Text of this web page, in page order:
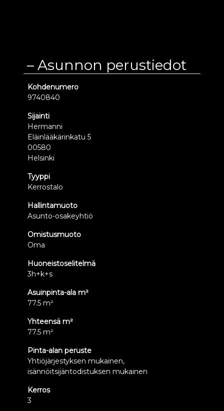
Asunnon perustiedot
Kohdenumero
9740840
Sijainti
Hermanni
Eläinlääkärinkatu 5
00580
Helsinki
Tyyppi
Kerrostalo
Hallintamuoto
Asunto-osakeyhtiö
Omistusmuoto
Oma
Huoneistoselitelmä
3h+k+s
Asuinpinta-ala m²
77.5 m²
Yhteensä m²
77.5 m²
Pinta-alan peruste
Yhtiöjärjestyksen mukainen,
isännöitsijäntodistuksen mukainen
Kerros
3